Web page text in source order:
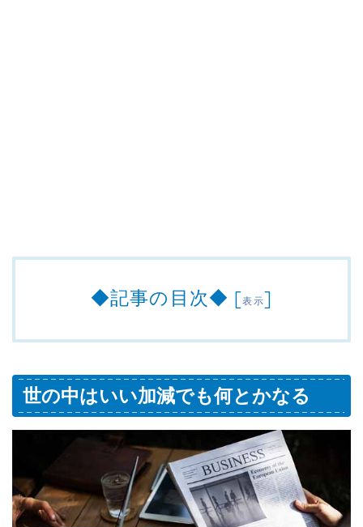
◆記事の目次◆ [表示]
世の中はいい加減でも何とかなる